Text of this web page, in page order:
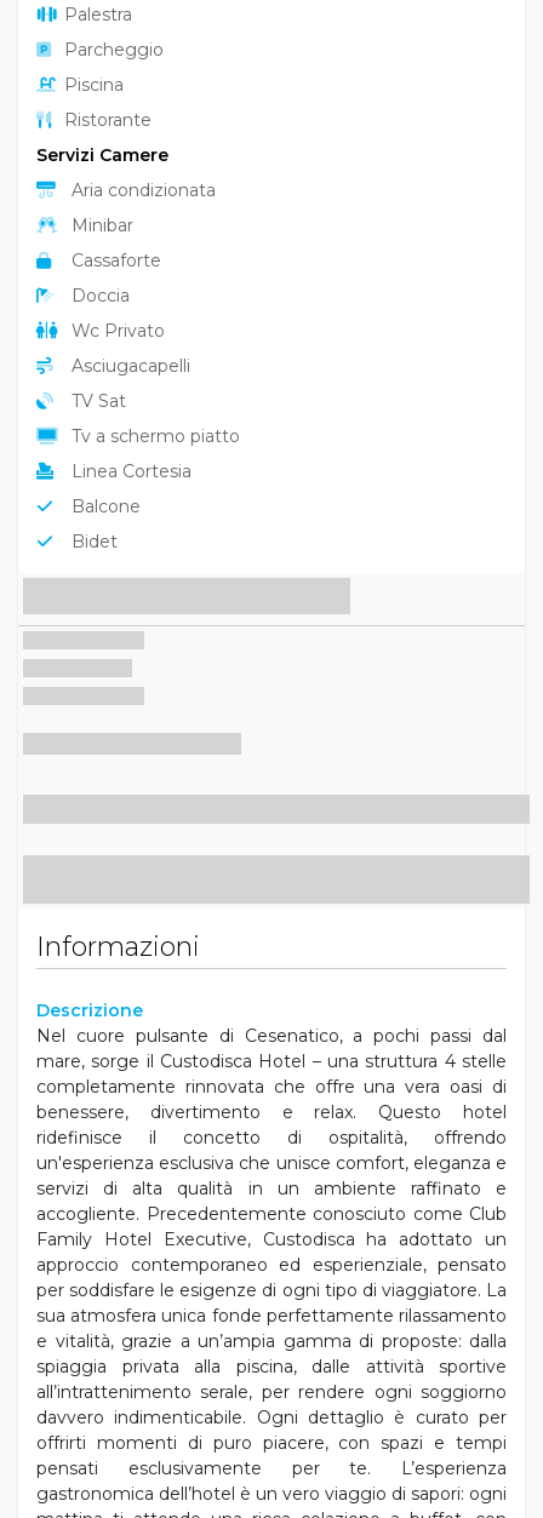
Palestra
Parcheggio
Piscina
Ristorante
Servizi Camere
Aria condizionata
Minibar
Cassaforte
Doccia
Wc Privato
Asciugacapelli
TV Sat
Tv a schermo piatto
Linea Cortesia
Balcone
Bidet
Informazioni
Descrizione
Nel cuore pulsante di Cesenatico, a pochi passi dal
mare, sorge il Custodisca Hotel – una struttura 4 stelle
completamente rinnovata che offre una vera oasi di
benessere, divertimento e relax. Questo hotel
ridefinisce il concetto di ospitalità, offrendo
un'esperienza esclusiva che unisce comfort, eleganza e
servizi di alta qualità in un ambiente raffinato e
accogliente. Precedentemente conosciuto come Club
Family Hotel Executive, Custodisca ha adottato un
approccio contemporaneo ed esperienziale, pensato
per soddisfare le esigenze di ogni tipo di viaggiatore. La
sua atmosfera unica fonde perfettamente rilassamento
e vitalità, grazie a un’ampia gamma di proposte: dalla
spiaggia privata alla piscina, dalle attività sportive
all’intrattenimento serale, per rendere ogni soggiorno
davvero indimenticabile. Ogni dettaglio è curato per
offrirti momenti di puro piacere, con spazi e tempi
pensati esclusivamente per te. L’esperienza
gastronomica dell’hotel è un vero viaggio di sapori: ogni